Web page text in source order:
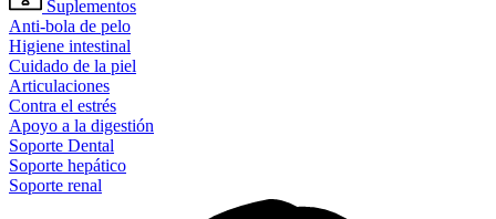
Suplementos
Anti-bola de pelo
Higiene intestinal
Cuidado de la piel
Articulaciones
Contra el estrés
Apoyo a la digestión
Soporte Dental
Soporte hepático
Soporte renal